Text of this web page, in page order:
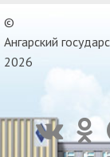
©
Ангарский
2026